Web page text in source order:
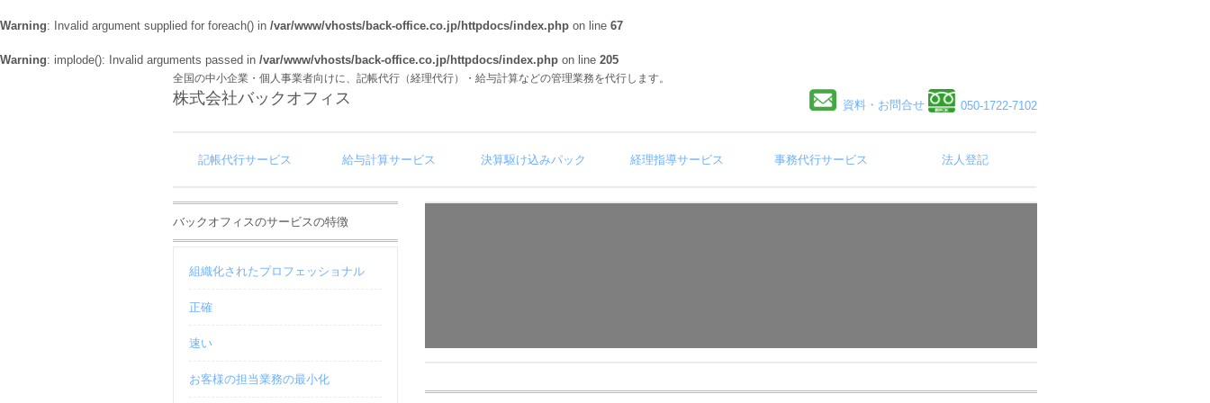
Warning: Invalid argument supplied for foreach() in /var/www/vhosts/back-office.co.jp/httpdocs/index.php on line 67
Warning: implode(): Invalid arguments passed in /var/www/vhosts/back-office.co.jp/httpdocs/index.php on line 205
資料・お問合せ 050-1722-7102
全国の中小企業・個人事業者向けに、記帳代行（経理代行）・給与計算などの管理業務を代行します。
株式会社バックオフィス
記帳代行サービス 給与計算サービス 決算駆け込みパック 経理指導サービス 事務代行サービス 法人登記
バックオフィスのサービスの特徴
組織化されたプロフェッショナル
正確
速い
お客様の担当業務の最小化